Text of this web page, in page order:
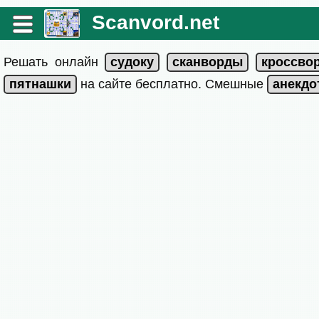
Scanvord.net
Решать онлайн
на сайте бесплатно. Смешные